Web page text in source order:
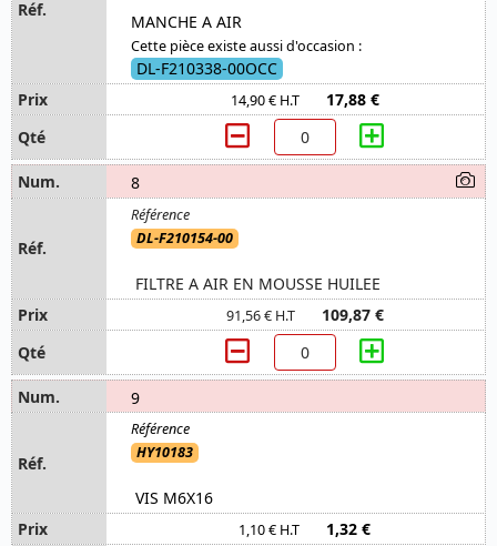
MANCHE A AIR
Cette pièce existe aussi d'occasion :
DL-F210338-00OCC
14,90 € H.T 17,88 €
8
DL-F210154-00
FILTRE A AIR EN MOUSSE HUILEE
91,56 € H.T 109,87 €
9
HY10183
VIS M6X16
1,10 € H.T 1,32 €